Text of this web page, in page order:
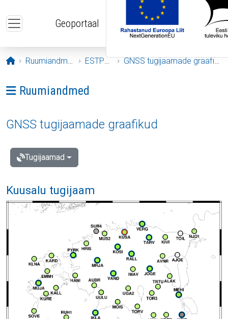
Geoportaal
Avaleht
Ruumiandmed ESTPOS GNSS tugijaamade graafikud
Ava menüü: Ruumiandmed
Ruumiandmed
GNSS tugijaamade graafikud
Tugijaamad
Kuusalu tugijaam